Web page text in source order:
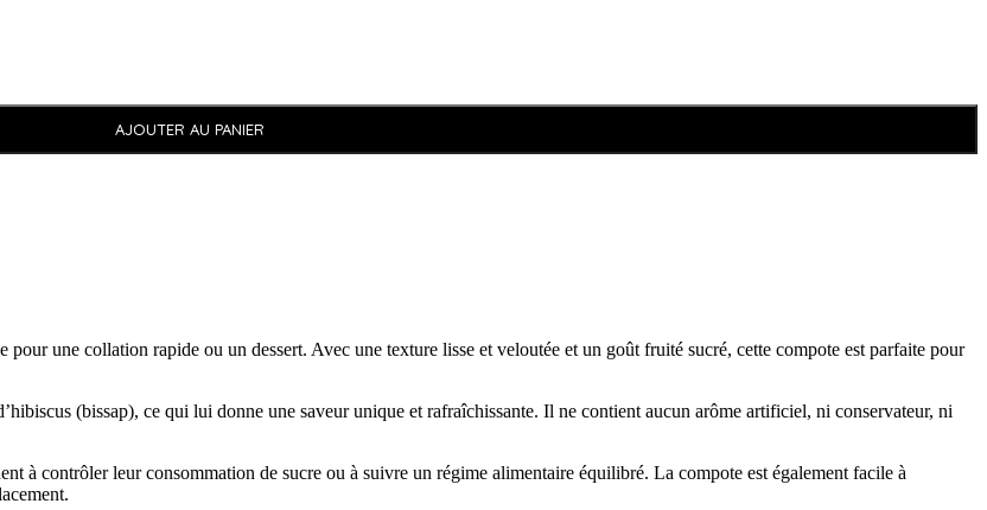
AJOUTER AU PANIER
une collation rapide ou un dessert. Avec une texture lisse et veloutée et un goût fruité sucré, cette compote est parfaite pour
(bissap), ce qui lui donne une saveur unique et rafraîchissante. Il ne contient aucun arôme artificiel, ni conservateur, ni
à contrôler leur consommation de sucre ou à suivre un régime alimentaire équilibré. La compote est également facile à